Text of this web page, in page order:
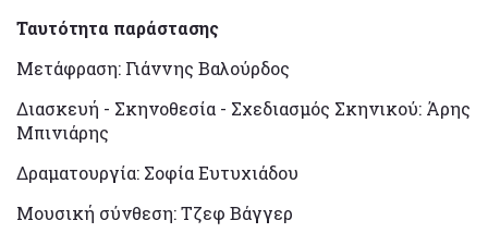
Ταυτότητα παράστασης
Μετάφραση: Γιάννης Βαλούρδος
Διασκευή - Σκηνοθεσία - Σχεδιασμός Σκηνικού: Άρης
Μπινιάρης
Δραματουργία: Σοφία Ευτυχιάδου
Μουσική σύνθεση: Τζεφ Βάγγερ